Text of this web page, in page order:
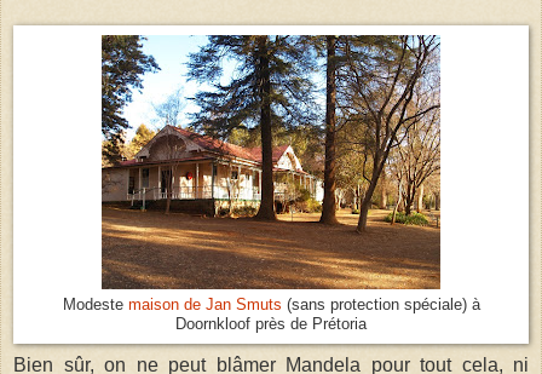
Modeste maison de Jan Smuts (sans protection spéciale) à
Doornkloof près de Prétoria
Bien sûr, on ne peut blâmer Mandela pour tout cela, ni